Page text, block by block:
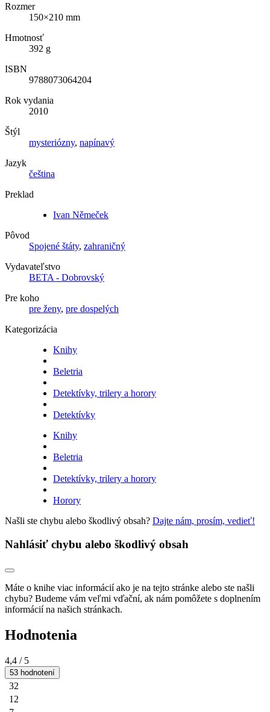
Rozmer
150×210 mm
Hmotnosť
392 g
ISBN
9788073064204
Rok vydania
2010
Štýl
mysteriózny, napínavý
Jazyk
čeština
Preklad
Ivan Němeček
Pôvod
Spojené štáty, zahraničný
Vydavateľstvo
BETA - Dobrovský
Pre koho
pre ženy, pre dospelých
Kategorizácia
Knihy
Beletria
Detektívky, trilery a horory
Detektívky
Knihy
Beletria
Detektívky, trilery a horory
Horory
Našli ste chybu alebo škodlivý obsah? Dajte nám, prosím, vedieť!
Nahlásiť chybu alebo škodlivý obsah
Máte o knihe viac informácií ako je na tejto stránke alebo ste našli
chybu? Budeme vám veľmi vďační, ak nám pomôžete s doplnením
informácií na našich stránkach.
Hodnotenia
4,4 / 5
53 hodnotení
32
12